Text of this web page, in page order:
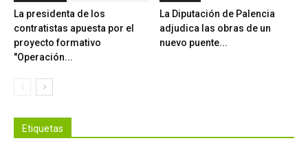
La presidenta de los
contratistas apuesta por el
proyecto formativo
"Operación...
La Diputación de Palencia
adjudica las obras de un
nuevo puente...
Etiquetas